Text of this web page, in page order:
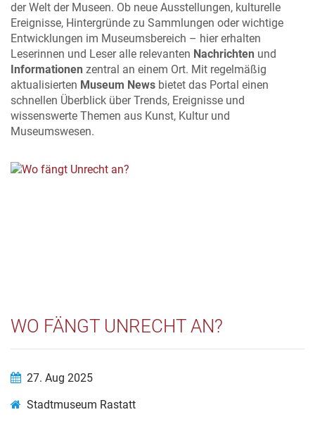
der Welt der Museen. Ob neue Ausstellungen, kulturelle
Ereignisse, Hintergründe zu Sammlungen oder wichtige
Entwicklungen im Museumsbereich – hier erhalten
Leserinnen und Leser alle relevanten Nachrichten und
Informationen zentral an einem Ort. Mit regelmäßig
aktualisierten Museum News bietet das Portal einen
schnellen Überblick über Trends, Ereignisse und
wissenswerte Themen aus Kunst, Kultur und
Museumswesen.
WO FÄNGT UNRECHT AN?
27. Aug 2025
Stadtmuseum Rastatt